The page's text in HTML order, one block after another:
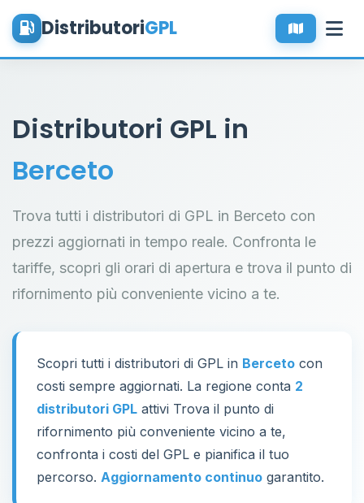
DistributoriGPL
Distributori GPL in
Berceto
Trova tutti i distributori di GPL in Berceto con
prezzi aggiornati in tempo reale. Confronta le
tariffe, scopri gli orari di apertura e trova il punto di
rifornimento più conveniente vicino a te.
Scopri tutti i distributori di GPL in Berceto con
costi sempre aggiornati. La regione conta 2
distributori GPL attivi Trova il punto di
rifornimento più conveniente vicino a te,
confronta i costi del GPL e pianifica il tuo
percorso. Aggiornamento continuo garantito.